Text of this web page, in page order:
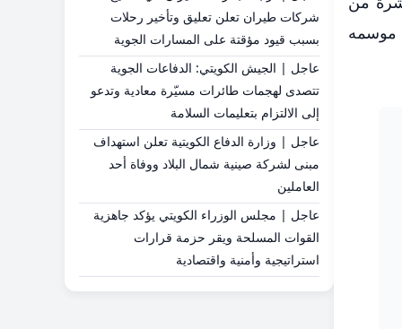
موسمه
شركات طيران تعلن تعليق وتأخير رحلات
بسبب قيود مؤقتة على المسارات الجوية
عاجل | الجيش الكويتي: الدفاعات الجوية
تتصدى لهجمات طائرات مسيّرة معادية وتدعو
إلى الالتزام بتعليمات السلامة
عاجل | وزارة الدفاع الكويتية تعلن استهداف
مبنى لشركة صينية شمال البلاد ووفاة أحد
العاملين
عاجل | مجلس الوزراء الكويتي يؤكد جاهزية
القوات المسلحة ويقر حزمة قرارات
استراتيجية وأمنية واقتصادية